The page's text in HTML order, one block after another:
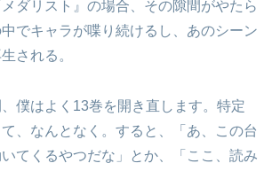
ダリスト』の場合、その隙間がやたら
でキャラが喋り続けるし、あのシーン
される。
僕はよく13巻を開き直します。特定
、なんとなく。すると、「あ、この台
てくるやつだな」とか、「ここ、読み